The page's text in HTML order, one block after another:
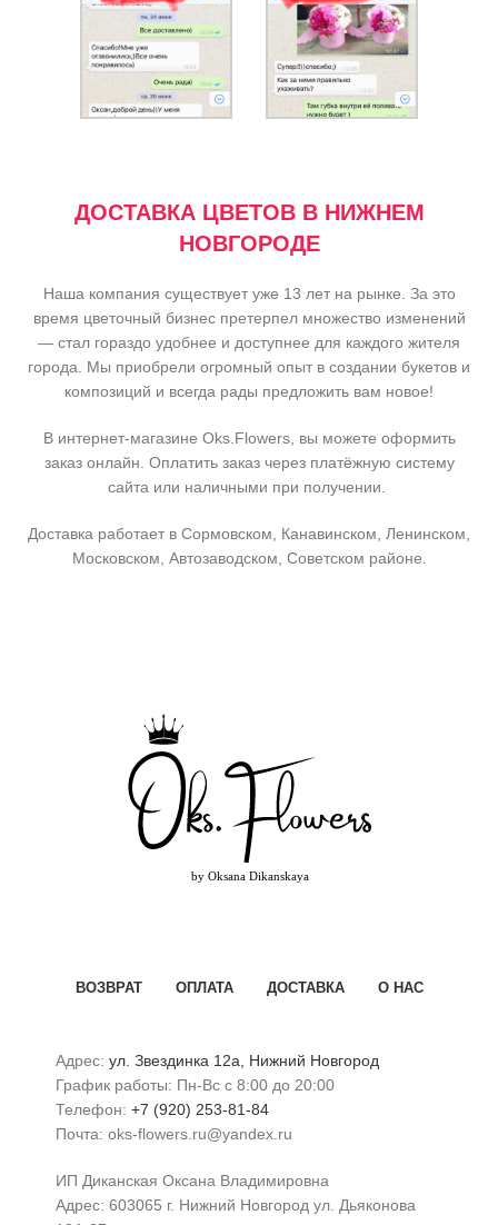
ДОСТАВКА ЦВЕТОВ В НИЖНЕМ
НОВГОРОДЕ
Наша компания существует уже 13 лет на рынке. За это
время цветочный бизнес претерпел множество изменений
— стал гораздо удобнее и доступнее для каждого жителя
города. Мы приобрели огромный опыт в создании букетов и
композиций и всегда рады предложить вам новое!
В интернет-магазине Oks.Flowers, вы можете оформить
заказ онлайн. Оплатить заказ через платёжную систему
сайта или наличными при получении.
Доставка работает в Сормовском, Канавинском, Ленинском,
Московском, Автозаводском, Советском районе.
ВОЗВРАТ ОПЛАТА ДОСТАВКА О НАС
Адрес: ул. Звездинка 12а, Нижний Новгород
График работы: Пн-Вс с 8:00 до 20:00
Телефон: +7 (920) 253-81-84
Почта: oks-flowers.ru@yandex.ru
ИП Диканская Оксана Владимировна
Адрес: 603065 г. Нижний Новгород ул. Дьяконова